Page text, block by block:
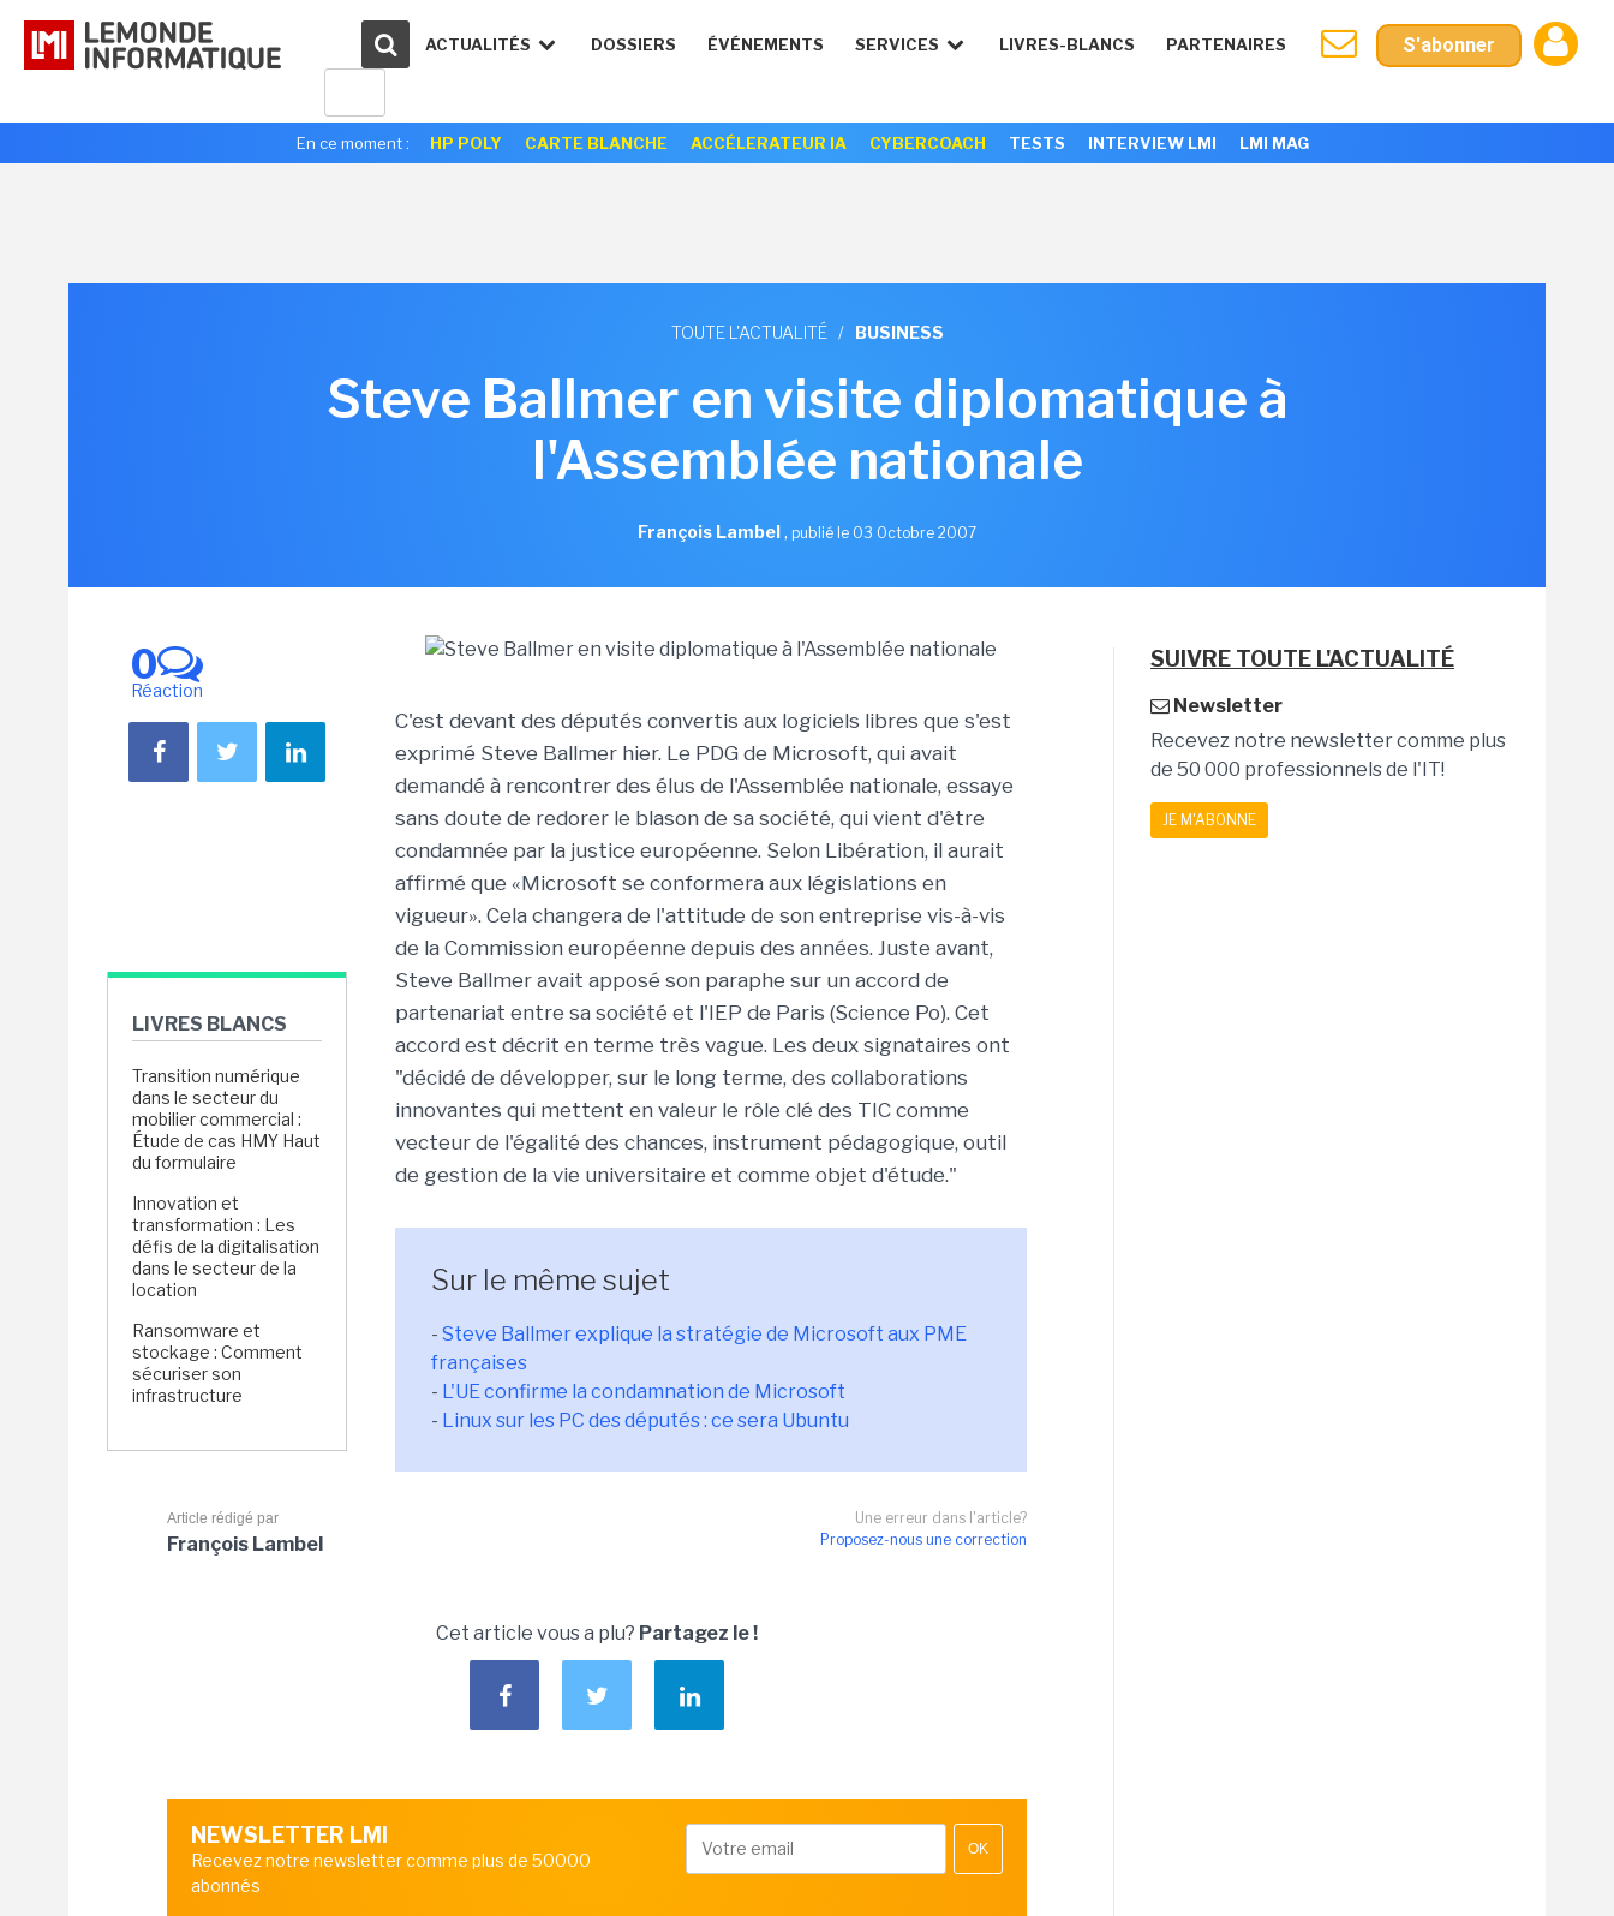
ACTUALITÉS DOSSIERS ÉVÉNEMENTS SERVICES LIVRES-BLANCS PARTENAIRES S'abonner
En ce moment : HP POLY CARTE BLANCHE ACCÉLERATEUR IA CYBERCOACH TESTS INTERVIEW LMI LMI MAG
TOUTE L'ACTUALITÉ / BUSINESS
Steve Ballmer en visite diplomatique à
l'Assemblée nationale
François Lambel, publié le 03 Octobre 2007
0
Réaction
LIVRES BLANCS
Transition numérique
dans le secteur du
mobilier commercial :
Étude de cas HMY Haut
du formulaire
Innovation et
transformation : Les
défis de la digitalisation
dans le secteur de la
location
Ransomware et
stockage : Comment
sécuriser son
infrastructure
C'est devant des députés convertis aux logiciels libres que s'est
exprimé Steve Ballmer hier. Le PDG de Microsoft, qui avait
demandé à rencontrer des élus de l'Assemblée nationale, essaye
sans doute de redorer le blason de sa société, qui vient d'être
condamnée par la justice européenne. Selon Libération, il aurait
affirmé que «Microsoft se conformera aux législations en
vigueur». Cela changera de l'attitude de son entreprise vis-à-vis
de la Commission européenne depuis des années. Juste avant,
Steve Ballmer avait apposé son paraphe sur un accord de
partenariat entre sa société et l'IEP de Paris (Science Po). Cet
accord est décrit en terme très vague. Les deux signataires ont
"décidé de développer, sur le long terme, des collaborations
innovantes qui mettent en valeur le rôle clé des TIC comme
vecteur de l'égalité des chances, instrument pédagogique, outil
de gestion de la vie universitaire et comme objet d'étude."
Sur le même sujet
- Steve Ballmer explique la stratégie de Microsoft aux PME
françaises
- L'UE confirme la condamnation de Microsoft
- Linux sur les PC des députés : ce sera Ubuntu
Une erreur dans l'article?
Proposez-nous une correction
Article rédigé par
François Lambel
Cet article vous a plu? Partagez le !
NEWSLETTER LMI
Recevez notre newsletter comme plus de 50000
abonnés
OK
SUIVRE TOUTE L'ACTUALITÉ
Newsletter
Recevez notre newsletter comme plus
de 50 000 professionnels de l'IT!
JE M'ABONNE